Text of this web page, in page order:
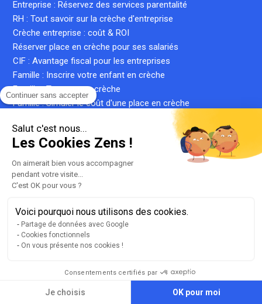
Continuer sans accepter
Salut c'est nous...
Les Cookies Zens !
On aimerait bien vous accompagner
pendant votre visite...
C'est OK pour vous ?
Voici pourquoi nous utilisons des cookies.
Partage de données avec Google
Cookies fonctionnels
On vous présente nos cookies !
Consentements certifiés par
Je choisis OK pour moi
Entreprise : Réservez des services parentalité
RH : Tout savoir sur la crèche d'entreprise
Crèche entreprise : coût & ROI
Réserver place en crèche pour ses salariés
CIF : Avantage fiscal pour les entreprises
Famille : Inscrire votre enfant en crèche
Famille : Trouver une crèche
Famille : Simuler le coût d'une place en crèche
Qu'est-ce qu'une crèche privée ?
Qu'est-ce qu'une micro-crèche ?
Liste de nos crèches
llms.txt
Mentions légales
Conditions générales d'utilisation